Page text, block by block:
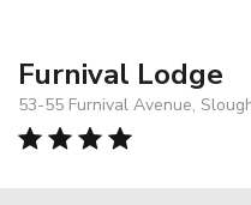
Furnival Lodge
53-55 Furnival Avenue,